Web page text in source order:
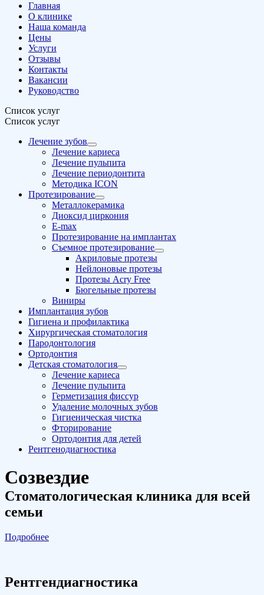
Главная
О клинике
Наша команда
Цены
Услуги
Отзывы
Контакты
Вакансии
Руководство
Список услуг
Список услуг
Лечение зубов
Лечение кариеса
Лечение пульпита
Лечение периодонтита
Методика ICON
Протезирование
Металлокерамика
Диоксид циркония
E-max
Протезирование на имплантах
Съемное протезирование
Акриловые протезы
Нейлоновые протезы
Протезы Acry Free
Бюгельные протезы
Виниры
Имплантация зубов
Гигиена и профилактика
Хирургическая стоматология
Пародонтология
Ортодонтия
Детская стоматология
Лечение кариеса
Лечение пульпита
Герметизация фиссур
Удаление молочных зубов
Гигиеническая чистка
Фторирование
Ортодонтия для детей
Рентгенодиагностика
Созвездие
Стоматологическая клиника для всей
семьи
Подробнее
Рентгендиагностика